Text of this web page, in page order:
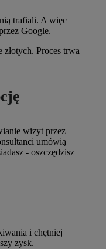
trafiali. A więc
Google.
Proces trwa
wizyt przez
umówią
- oszczędzisz
i chętniej
zysk.